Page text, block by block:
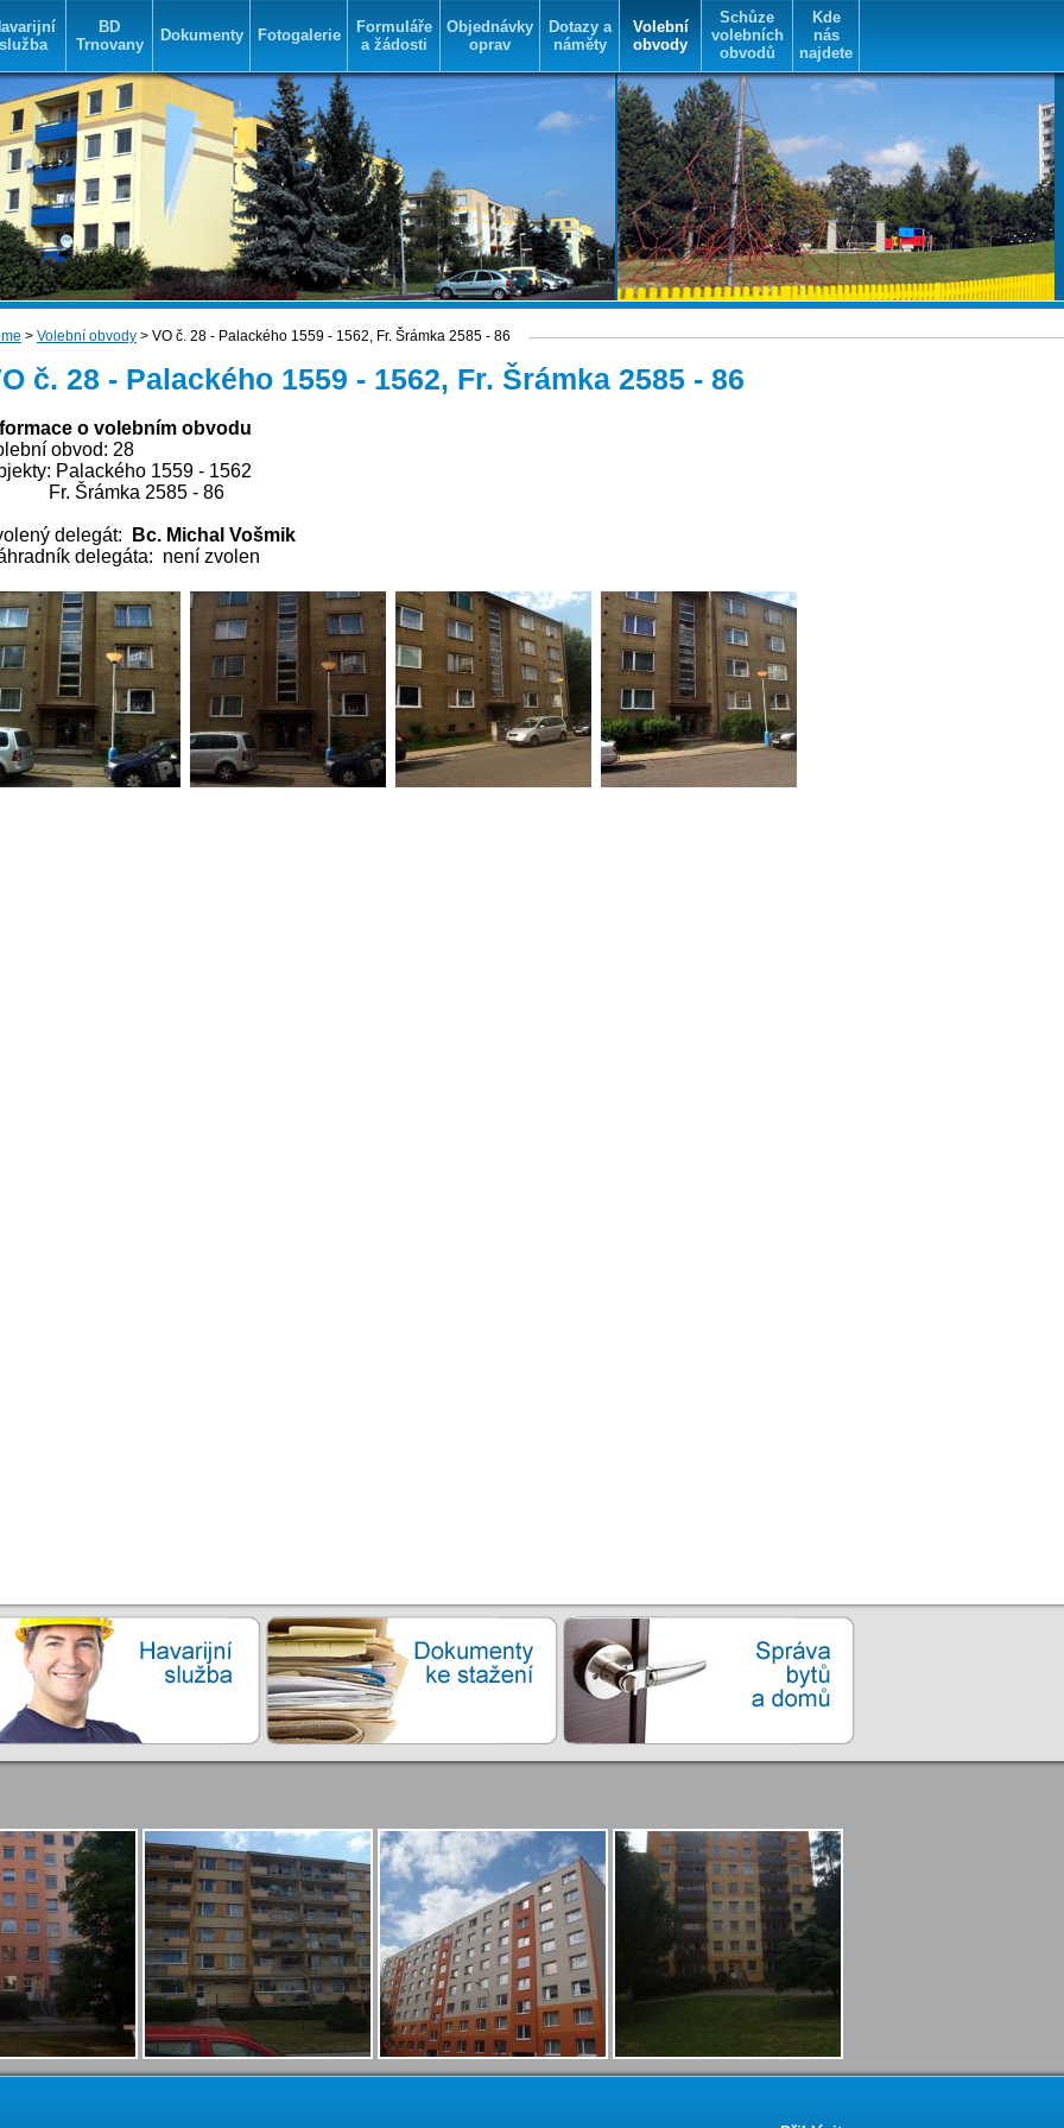
služba
BD
Trnovany
Dokumenty Fotogalerie
Formuláře
a žádosti
Objednávky
oprav
Dotazy a
náměty
Volební
obvody
Schůze
volebních
obvodů
Kde
nás
najdete
> Volební obvody > VO č. 28 - Palackého 1559 - 1562, Fr. Šrámka 2585 - 86
č. 28 - Palackého 1559 - 1562, Fr. Šrámka 2585 - 86
o volebním obvodu
obvod: 28
Palackého 1559 - 1562
Šrámka 2585 - 86
delegát:
Bc. Michal Vošmik
delegáta: není zvolen